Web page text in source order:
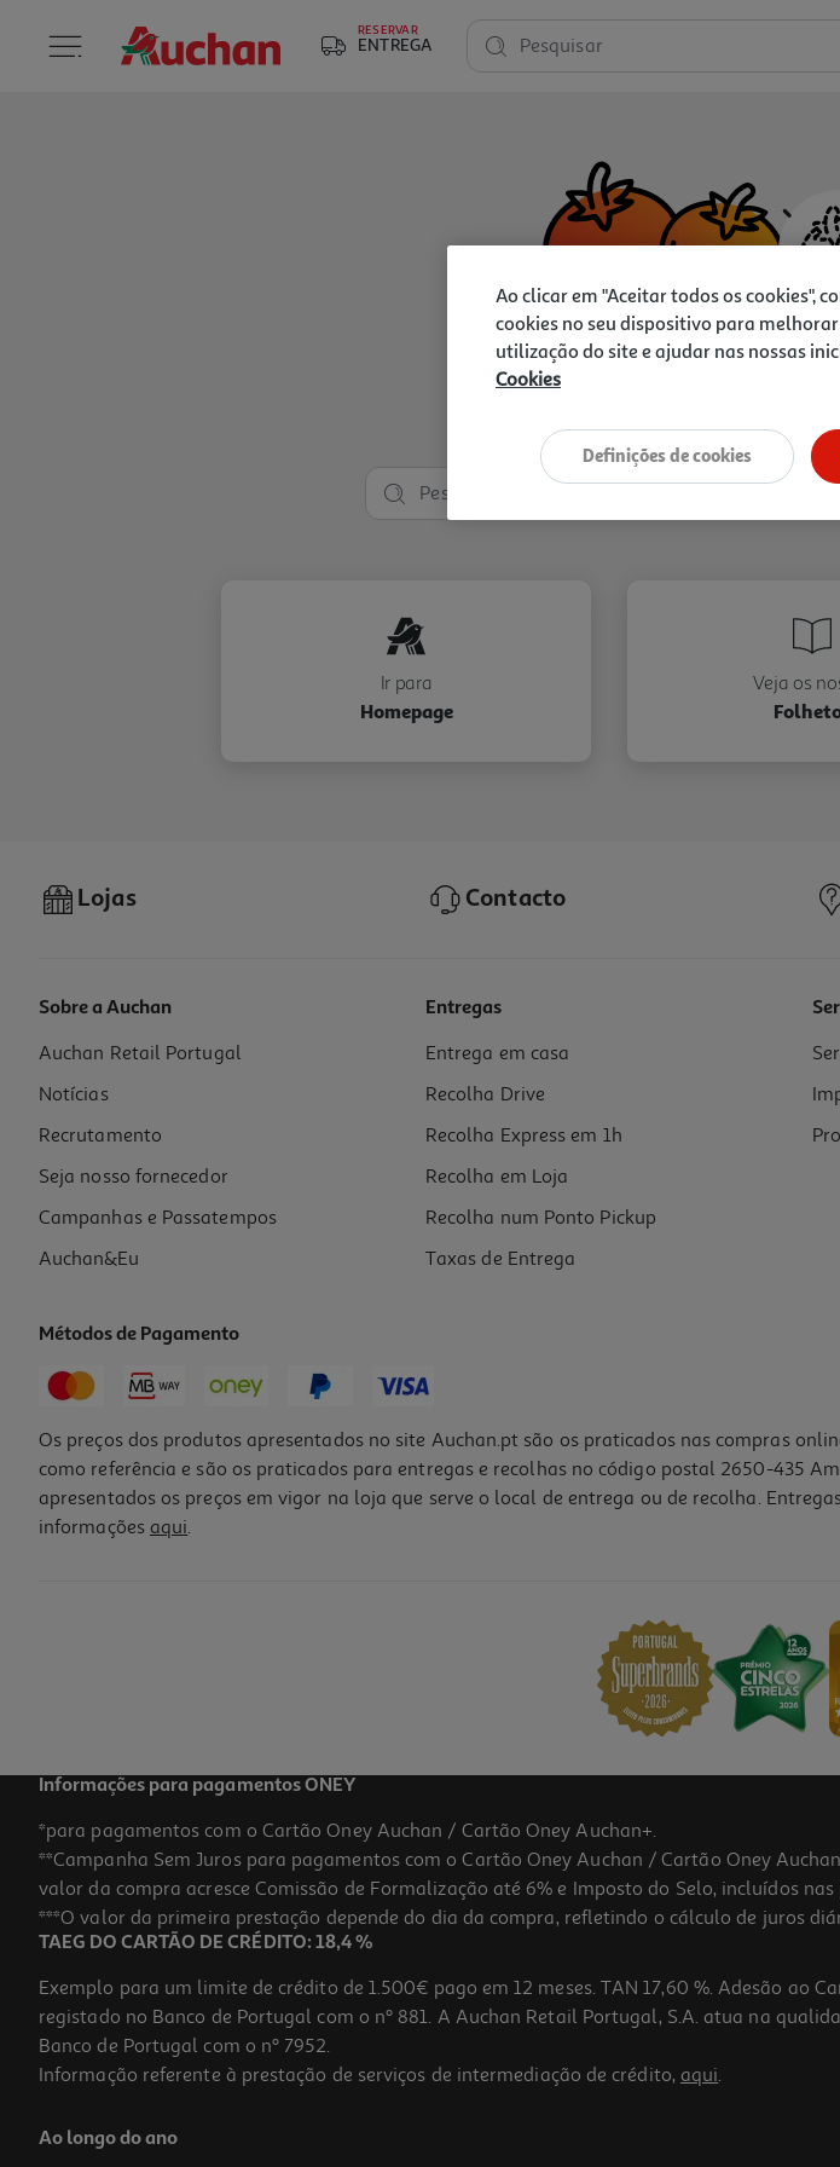
RESERVAR
ENTREGA Pesquisar
Vamos
Ir para
Homepage
Veja os
Lojas Contacto
Sobre a Auchan
Auchan Retail Portugal
Notícias
Recrutamento
Seja nosso fornecedor
Campanhas e Passatempos
Auchan&Eu
Entregas
Entrega em casa
Recolha Drive
Recolha Express em 1h
Recolha em Loja
Recolha num Ponto Pickup
Taxas de Entrega
Métodos de Pagamento
Os preços dos produtos apresentados no site Auchan.pt são os praticados nas compras
como referência e são os praticados para entregas e recolhas no código postal 2650-435
apresentados os preços em vigor na loja que serve o local de entrega ou de recolha.
informações aqui.
Informações para pagamentos ONEY
*para pagamentos com o Cartão Oney Auchan / Cartão Oney Auchan+.
**Campanha Sem Juros para pagamentos com o Cartão Oney Auchan / Cartão Oney
valor da compra acresce Comissão de Formalização até 6% e Imposto do Selo, incluídos
***O valor da primeira prestação depende do dia da compra, refletindo o cálculo de juros
TAEG DO CARTÃO DE CRÉDITO: 18,4 %
Exemplo para um limite de crédito de 1.500€ pago em 12 meses. TAN 17,60 %. Adesão ao
registado no Banco de Portugal com o nº 881. A Auchan Retail Portugal, S.A. atua na
Banco de Portugal com o nº 7952.
Informação referente à prestação de serviços de intermediação de crédito, aqui.
Ao longo do ano
Ao clicar em "Aceitar todos os cookies",
cookies no seu dispositivo para
utilização do site e ajudar nas nossas
Cookies
Definições de cookies